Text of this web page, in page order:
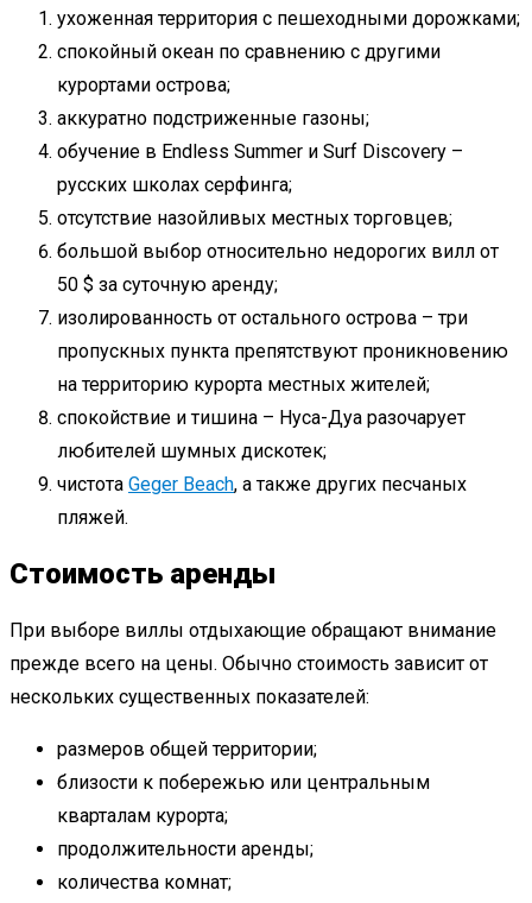
ухоженная территория с пешеходными дорожками;
спокойный океан по сравнению с другими
курортами острова;
аккуратно подстриженные газоны;
обучение в Endless Summer и Surf Discovery –
русских школах серфинга;
отсутствие назойливых местных торговцев;
большой выбор относительно недорогих вилл от
50 $ за суточную аренду;
изолированность от остального острова – три
пропускных пункта препятствуют проникновению
на территорию курорта местных жителей;
спокойствие и тишина – Нуса-Дуа разочарует
любителей шумных дискотек;
чистота Geger Beach, а также других песчаных
пляжей.
Стоимость аренды
При выборе виллы отдыхающие обращают внимание
прежде всего на цены. Обычно стоимость зависит от
нескольких существенных показателей:
размеров общей территории;
близости к побережью или центральным
кварталам курорта;
продолжительности аренды;
количества комнат;